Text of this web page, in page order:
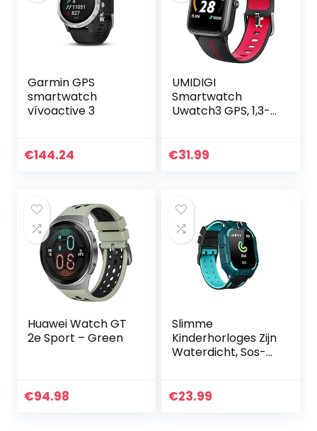
Garmin GPS
smartwatch
vívoactive 3
€144.24
UMIDIGI
Smartwatch
Uwatch3 GPS, 1,3-
Ingebouwde GPS
€31.99
Huawei Watch GT
2e Sport – Green
€94.98
Slimme
Kinderhorloges Zijn
Waterdicht, Sos-
Slimme Anti-
€23.99